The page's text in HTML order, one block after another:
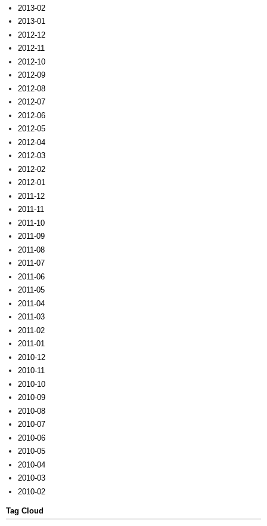
2013-02
2013-01
2012-12
2012-11
2012-10
2012-09
2012-08
2012-07
2012-06
2012-05
2012-04
2012-03
2012-02
2012-01
2011-12
2011-11
2011-10
2011-09
2011-08
2011-07
2011-06
2011-05
2011-04
2011-03
2011-02
2011-01
2010-12
2010-11
2010-10
2010-09
2010-08
2010-07
2010-06
2010-05
2010-04
2010-03
2010-02
Tag Cloud